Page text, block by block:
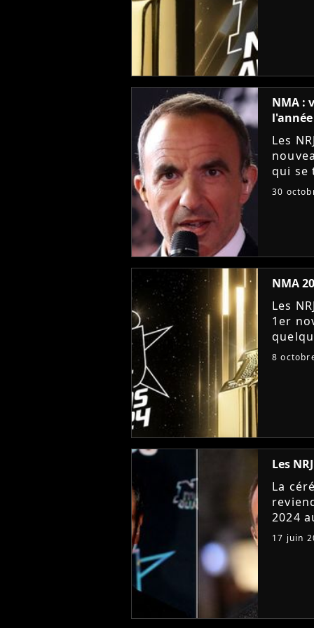
NMA :
l'année
Les
qui se
30
NMA
Les
1er
8
Les
La
2024
17 juin